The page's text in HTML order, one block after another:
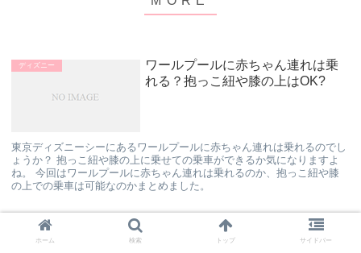
ディズニー
ワールプールに赤ちゃん連れは乗
れる？抱っこ紐や膝の上はOK?
東京ディズニーシーにあるワールプールに赤ちゃん連れは乗れるのでし
ょうか？ 抱っこ紐や膝の上に乗せての乗車ができるか気になりますよ
ね。 今回はワールプールに赤ちゃん連れは乗れるのか、抱っこ紐や膝
の上での乗車は可能なのかまとめました。
ディズニー映画で6歳の女の子にお
ホーム 検索 トップ サイドバー